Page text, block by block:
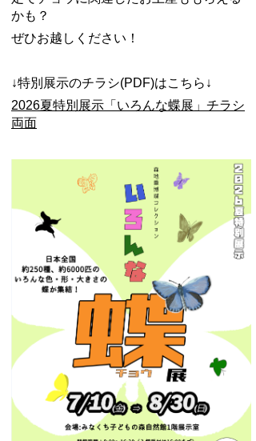
かも？
ぜひお越しください！
↓特別展示のチラシ(PDF)はこちら↓
2026夏特別展示「いろんな蝶展」チラシ
両面